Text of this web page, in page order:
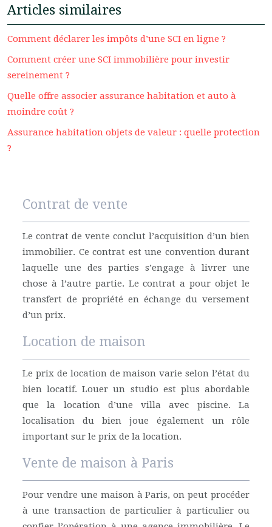
Articles similaires
Comment déclarer les impôts d’une SCI en ligne ?
Comment créer une SCI immobilière pour investir
sereinement ?
Quelle offre associer assurance habitation et auto à
moindre coût ?
Assurance habitation objets de valeur : quelle protection
?
Contrat de vente
Le contrat de vente conclut l’acquisition d’un bien
immobilier. Ce contrat est une convention durant
laquelle une des parties s’engage à livrer une
chose à l’autre partie. Le contrat a pour objet le
transfert de propriété en échange du versement
d’un prix.
Location de maison
Le prix de location de maison varie selon l’état du
bien locatif. Louer un studio est plus abordable
que la location d’une villa avec piscine. La
localisation du bien joue également un rôle
important sur le prix de la location.
Vente de maison à Paris
Pour vendre une maison à Paris, on peut procéder
à une transaction de particulier à particulier ou